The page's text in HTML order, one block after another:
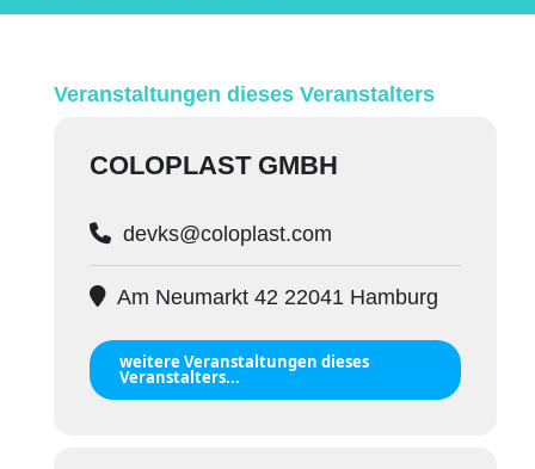
Veranstaltungen dieses Veranstalters
COLOPLAST GMBH
devks@coloplast.com
Am Neumarkt 42 22041 Hamburg
weitere Veranstaltungen dieses
Veranstalters...